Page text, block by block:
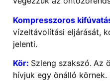
Kompresszoros
vízeltávolítási eljárását,
jelenti.
Kör: Szleng szakszó. Az
hívjuk egy önálló